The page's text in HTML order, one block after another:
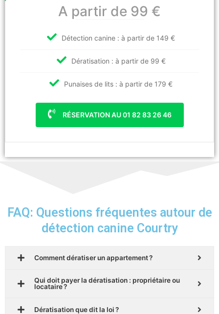
A partir de 99 €
Détection canine : à partir de 149 €
Dératisation : à partir de 99 €
Punaises de lits : à partir de 179 €
RÉSERVATION AU 01 82 83 26 46
FAQ: Questions fréquentes autour de
détection canine Courtry
Comment dératiser un appartement ?
Qui doit payer la dératisation : propriétaire ou
locataire ?
Dératisation que dit la loi ?